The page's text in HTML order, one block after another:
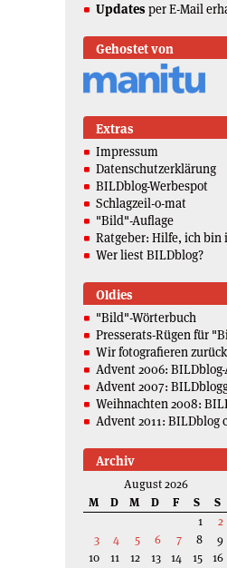
Updates per E-Mail
Gehostet von
Extras
Impressum
Datenschutzerklärung
BILDblog-Werbespot
Schlagzeil-o-mat
"Bild"-Auflage
Ratgeber: Hilfe, ich
Wer liest BILDblog?
Oldies
"Bild"-Wörterbuch
Presserats-Rügen für
Wir fotografieren
Advent 2006:
Advent 2007:
Weihnachten 2008:
Advent 2011: BILDblog
Archiv
August 2026
M
D M D F S
S
1
2
3
4 5 6 7 8
9
10
11 12 13 14 15
16